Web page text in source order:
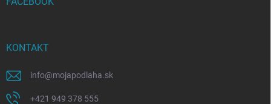
KONTAKT
info@mojapodlaha.sk
+421 949 378 555